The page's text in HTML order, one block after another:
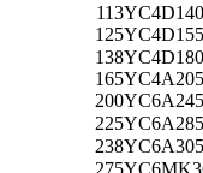
113
125Y
138
165
200YC6A245
225YC6A285
238YC6A
275